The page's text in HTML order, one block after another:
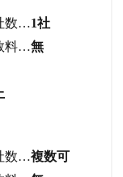
数…1社
料…無
数…複数可